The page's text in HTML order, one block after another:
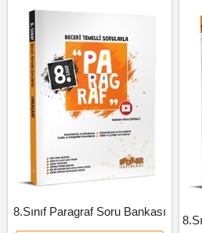
8.Sınıf Paragraf Soru Bankası